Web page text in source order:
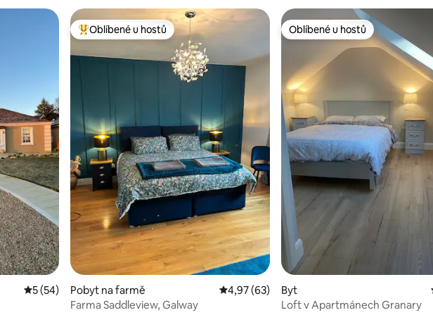
hostů
Průměrné hodnocení 5 z 5, 54 hodnocení
5 (54)
Nejlepší v kategorii Oblíbené u hostů
Oblíbené u hostů
Pobyt na farmě Průměrné hodnocení 4,97 z 5, 63 hodnocení
4,97 (63)
Farma Saddleview, Galway
Oblíbené u hostů
Oblíbené u hostů
Byt
Loft v Apartmánech Granary